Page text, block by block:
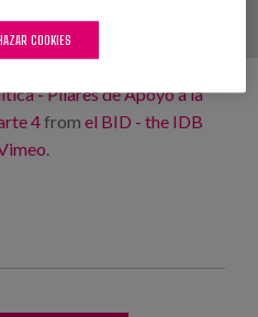
- Pilares de Apoyo a la
4from el BID - the IDB
.
COOKIES